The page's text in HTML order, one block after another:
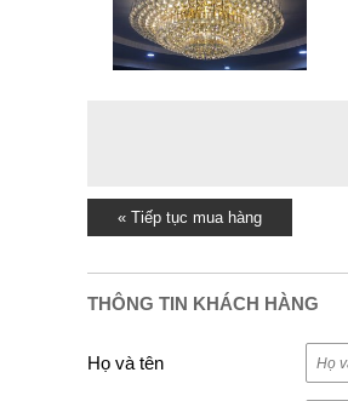
« Tiếp tục mua hàng
THÔNG TIN KHÁCH HÀNG
Họ và tên